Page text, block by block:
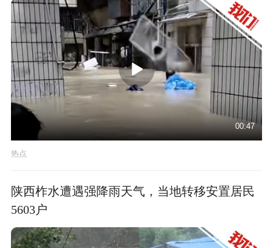
00:47
热点
陕西柞水遭遇强降雨天气，当地转移安置居民
5603户